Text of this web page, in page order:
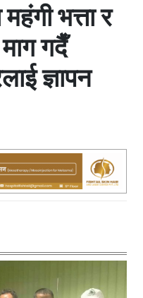
महंगी भत्ता र
गदैँ
ज्ञापन